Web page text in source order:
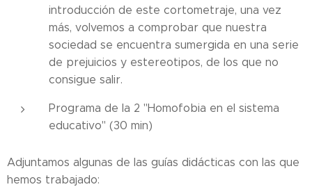
introducción de este cortometraje, una vez
más, volvemos a comprobar que nuestra
sociedad se encuentra sumergida en una serie
de prejuicios y estereotipos, de los que no
consigue salir.
Programa de la 2 "Homofobia en el sistema
educativo" (30 min)
Adjuntamos algunas de las guías didácticas con las que
hemos trabajado: